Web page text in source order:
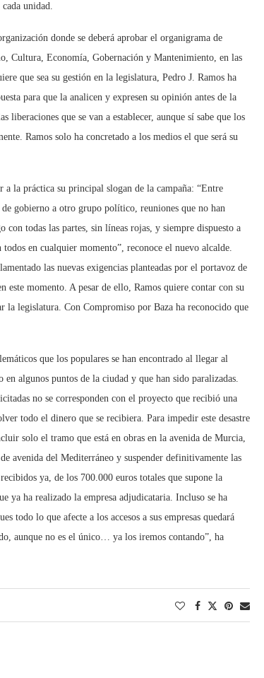
unidad.
donde se deberá aprobar el organigrama de
Cultura, Economía, Gobernación y Mantenimiento, en las
que sea su gestión en la legislatura, Pedro J. Ramos ha
para que la analicen y expresen su opinión antes de la
liberaciones que se van a establecer, aunque sí sabe que los
Ramos solo ha concretado a los medios el que será su
la práctica su principal slogan de la campaña: “Entre
gobierno a otro grupo político, reuniones que no han
con todas las partes, sin líneas rojas, y siempre dispuesto a
en cualquier momento”, reconoce el nuevo alcalde.
las nuevas exigencias planteadas por el portavoz de
este momento. A pesar de ello, Ramos quiere contar con su
la legislatura. Con Compromiso por Baza ha reconocido que
que los populares se han encontrado al llegar al
algunos puntos de la ciudad y que han sido paralizadas.
no se corresponden con el proyecto que recibió una
todo el dinero que se recibiera. Para impedir este desastre
solo el tramo que está en obras en la avenida de Murcia,
avenida del Mediterráneo y suspender definitivamente las
ya, de los 700.000 euros totales que supone la
ya ha realizado la empresa adjudicataria. Incluso se ha
todo lo que afecte a los accesos a sus empresas quedará
aunque no es el único… ya los iremos contando”, ha